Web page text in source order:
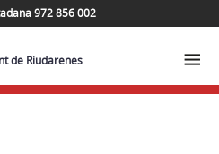
972 856 002
de Riudarenes